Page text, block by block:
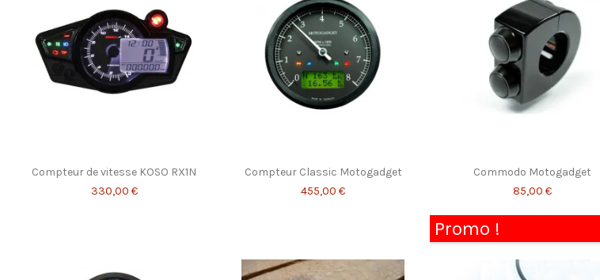
Compteur de vitesse KOSO RX1N
330,00 €
Compteur Classic Motogadget
455,00 €
Commodo Motogadget
85,00 €
Promo !